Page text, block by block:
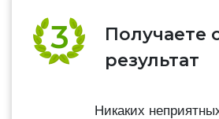
Получаете
результат
Никаких